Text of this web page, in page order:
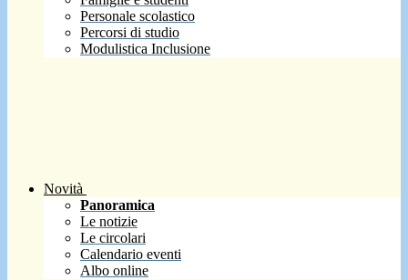
Personale scolastico
Percorsi di studio
Modulistica Inclusione
Novità
Panoramica
Le notizie
Le circolari
Calendario eventi
Albo online